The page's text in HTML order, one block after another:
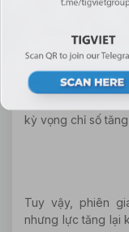
Đây là phiên thứ
phiên thứ 4 liên
điểm mà nhà đầu
phần nhà đầu tư
điểm một nghìn có
kỳ vọng chỉ số
Tuy vậy, phiên
nhưng lực tăng lại